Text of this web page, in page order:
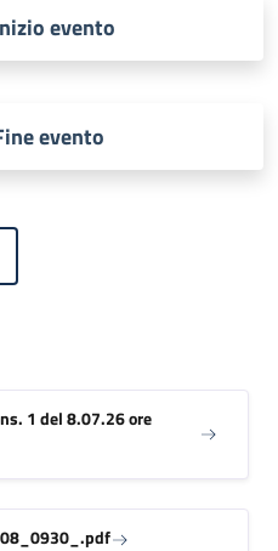
evento
evento
1 del 8.07.26 ore